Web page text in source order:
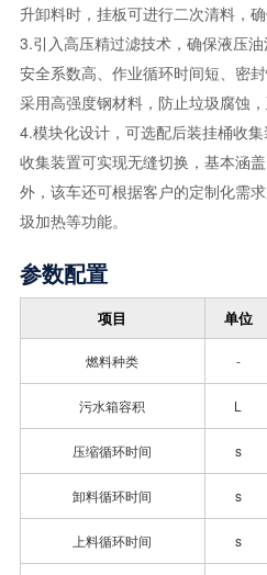
升卸料时，挂板可进行二次清料，
3.引入高压精过滤技术，确保液压
安全系数高、作业循环时间短、密
采用高强度钢材料，防止垃圾腐蚀
4.模块化设计，可选配后装挂桶收
收集装置可实现无缝切换，基本涵
外，该车还可根据客户的定制化需
圾加热等功能。
参数配置
项目 单位
燃料种类 -
污水箱容积 L
压缩循环时间 s
卸料循环时间 s
上料循环时间 s